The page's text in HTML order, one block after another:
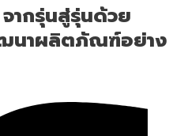
ากรุ่นสู่รุ่นด้วย
นาผลิตภัณฑ์อย่าง